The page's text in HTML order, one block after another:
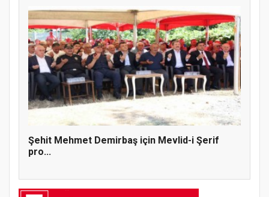
Şehit Mehmet Demirbaş için Mevlid-i Şerif
pro...